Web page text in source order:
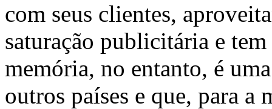
com seus clientes,
saturação publicitária e
memória, no entanto, é
outros países e que, para a